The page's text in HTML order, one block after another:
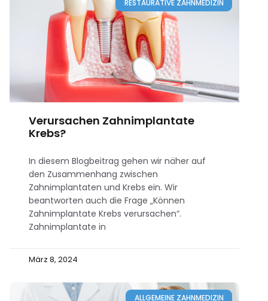
RESTAURATIVE ZAHNMEDIZIN
Verursachen Zahnimplantate
Krebs?
In diesem Blogbeitrag gehen wir näher auf
den Zusammenhang zwischen
Zahnimplantaten und Krebs ein. Wir
beantworten auch die Frage „Können
Zahnimplantate Krebs verursachen“.
Zahnimplantate in
März 8, 2024
ALLGEMEINE ZAHNMEDIZIN